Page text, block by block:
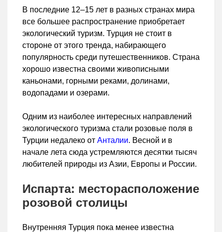
В последние 12–15 лет в разных странах мира
все большее распространение приобретает
экологический туризм. Турция не стоит в
стороне от этого тренда, набирающего
популярность среди путешественников. Страна
хорошо известна своими живописными
каньонами, горными реками, долинами,
водопадами и озерами.
Одним из наиболее интересных направлений
экологического туризма стали розовые поля в
Турции недалеко от Анталии. Весной и в
начале лета сюда устремляются десятки тысяч
любителей природы из Азии, Европы и России.
Испарта: месторасположение
розовой столицы
Внутренняя Турция пока менее известна